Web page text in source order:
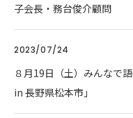
子会長・務台俊介顧問
2023/07/24
８月19日（土）みんなで
in 長野県松本市」